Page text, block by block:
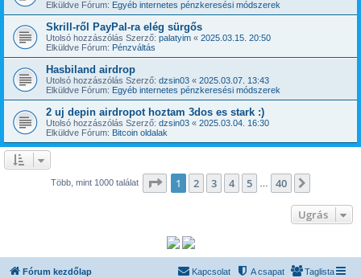
Elküldve Fórum: Egyéb internetes pénzkeresési módszerek
Skrill-ről PayPal-ra elég sürgős
Utolsó hozzászólás Szerző: palatyim « 2025.03.15. 20:50
Elküldve Fórum: Pénzváltás
Hasbiland airdrop
Utolsó hozzászólás Szerző: dzsin03 « 2025.03.07. 13:43
Elküldve Fórum: Egyéb internetes pénzkeresési módszerek
2 uj depin airdropot hoztam 3dos es stark :)
Utolsó hozzászólás Szerző: dzsin03 « 2025.03.04. 16:30
Elküldve Fórum: Bitcoin oldalak
Több, mint 1000 találat Oldal:1 40
1 2 3 4 5 40
Ugrás
Fórum kezdőlap Taglista
A csapat
Kapcsolat